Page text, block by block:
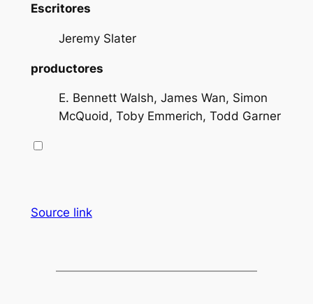
Escritores
Jeremy Slater
productores
E. Bennett Walsh, James Wan, Simon
McQuoid, Toby Emmerich, Todd Garner
Source link